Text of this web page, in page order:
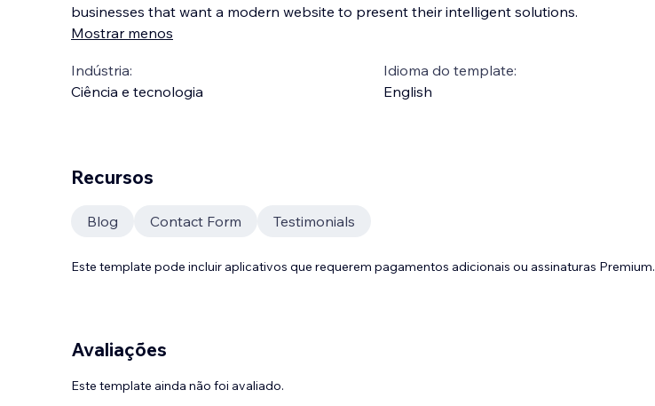
businesses that want a modern website to present their intelligent solutions.
Mostrar menos
Indústria:
Ciência e tecnologia
Idioma do template:
English
Recursos
Blog Contact Form Testimonials
Este template pode incluir aplicativos que requerem pagamentos adicionais ou assinaturas Premium.
Avaliações
Este template ainda não foi avaliado.